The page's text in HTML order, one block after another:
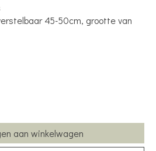
45-50cm, grootte van
aan winkelwagen